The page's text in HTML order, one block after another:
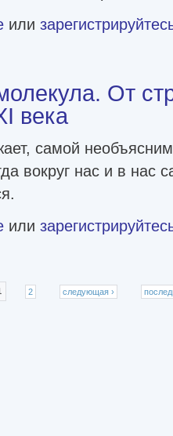
генеалогия? [litres]
или
От
века
самой
вокруг нас и в нас
От структуры ДНК к
или
2 следующая ›